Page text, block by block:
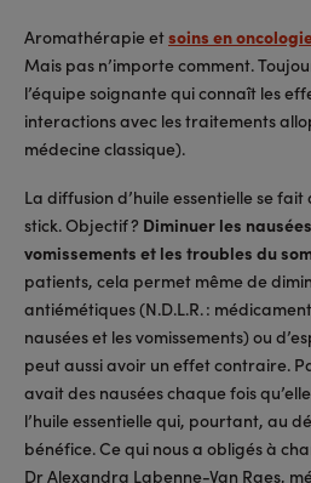
Aromathérapie etsoins en
Mais pas n’importe comment.
l’équipe soignante qui connaît les
interactions avec les traitements
médecine classique).
La diffusion d’huile essentielle se
stick. Objectif ? Diminuer les
vomissements et les troubles du
patients, cela permet même de
antiémétiques (N.D.L.R. :
nausées et les vomissements) ou
peut aussi avoir un effet contraire.
avait des nausées chaque fois
l’huile essentielle qui, pourtant, au
bénéfice. Ce qui nous a obligés à
Dr Alexandra Labenne-Van Raes,